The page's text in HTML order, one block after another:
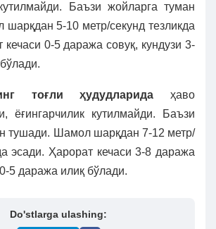
Баъзи жойларга туман
5-10 метр/секунд тезликда
кечаси 0-5 даража совуқ, кундузи 3-
тоғли ҳудудларида ҳаво
ёғингарчилик кутилмайди. Баъзи
тушади. Шамол шарқдан 7-12 метр/
эсади. Ҳарорат кечаси 3-8 даража
5 даража илиқ бўлади.
Do'stlarga ulashing: